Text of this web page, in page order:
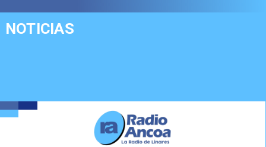
NOTICIAS